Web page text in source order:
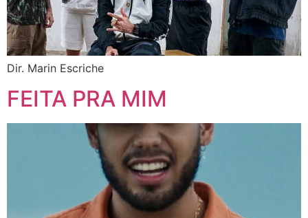
Dir. Marin Escriche
FEITA PRA MIM